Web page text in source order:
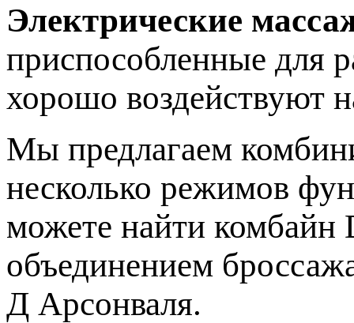
Электрические
приспособленные для
хорошо воздействуют
Мы предлагаем
несколько режимов
можете найти комбайн
объединением
Д Арсонваля.